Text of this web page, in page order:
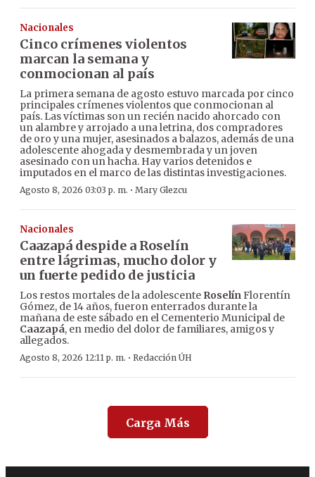
Nacionales
Cinco crímenes violentos
marcan la semana y
conmocionan al país
La primera semana de agosto estuvo marcada por cinco
principales crímenes violentos que conmocionan al
país. Las víctimas son un recién nacido ahorcado con
un alambre y arrojado a una letrina, dos compradores
de oro y una mujer, asesinados a balazos, además de una
adolescente ahogada y desmembrada y un joven
asesinado con un hacha. Hay varios detenidos e
imputados en el marco de las distintas investigaciones.
Agosto 8, 2026 03:03 p. m. · Mary Glezcu
Nacionales
Caazapá despide a Roselín
entre lágrimas, mucho dolor y
un fuerte pedido de justicia
Los restos mortales de la adolescente RoselínFlorentín
Gómez, de 14 años, fueron enterrados durante la
mañana de este sábado en el Cementerio Municipal de
Caazapá, en medio del dolor de familiares, amigos y
allegados.
Agosto 8, 2026 12:11 p. m. · Redacción ÚH
Carga Más